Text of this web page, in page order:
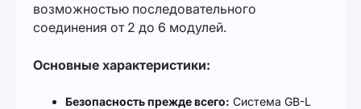
возможностью последовательного
соединения от 2 до 6 модулей.
Основные характеристики:
Безопасность прежде всего: Система GB-L